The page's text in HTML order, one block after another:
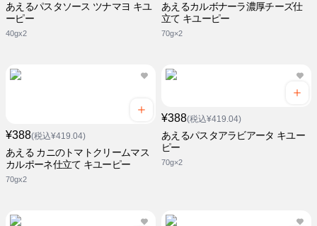
あえるパスタソース ツナマヨ キユ
ーピー
40gx2
あえるカルボナーラ濃厚チーズ仕
立て キユーピー
70g×2
¥388(税込¥419.04)
あえる カニのトマトクリームマス
カルポーネ仕立て キユーピー
70gx2
¥388(税込¥419.04)
あえるパスタアラビアータ キユー
ピー
70g×2